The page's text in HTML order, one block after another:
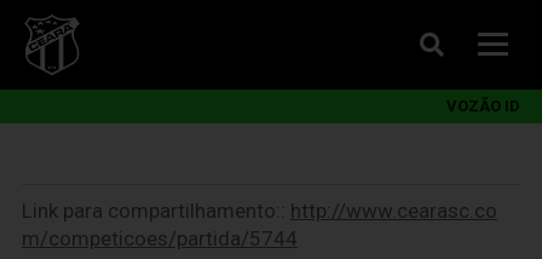
VOZÃO ID
Link para compartilhamento:: http://www.cearasc.co
m/competicoes/partida/5744